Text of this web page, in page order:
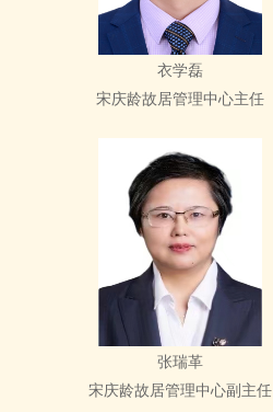
衣学磊
宋庆龄故居管理中心主任
张瑞革
宋庆龄故居管理中心副主任